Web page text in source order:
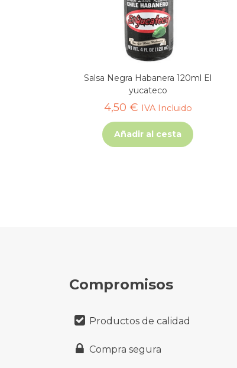
Salsa Negra Habanera 120ml El
yucateco
4,50 € IVA Incluido
Añadir al cesta
Compromisos
Productos de calidad
Compra segura